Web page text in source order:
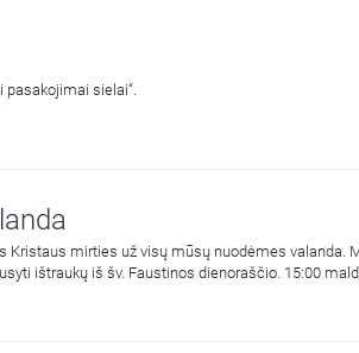
pasakojimai sielai“.
Kristaus mirties už visų mūsų nuodėmes valanda.
ištraukų iš šv. Faustinos dienoraščio. 15:00
pagal šv. Faustinos regėjimus.